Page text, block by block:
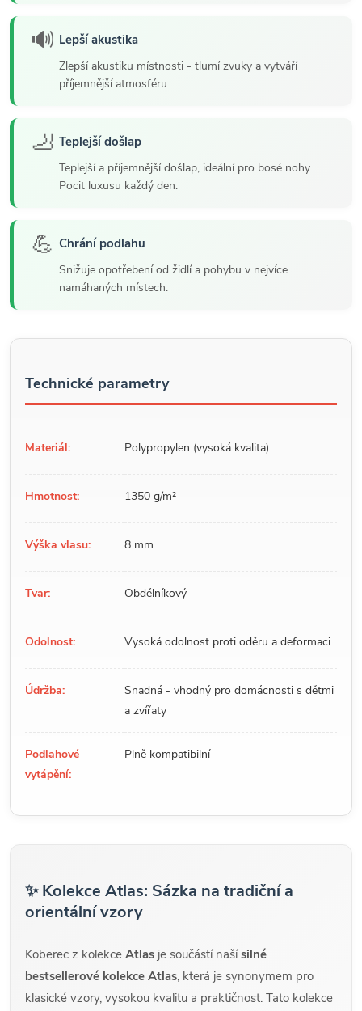
🔊 Lepší akustika
Zlepší akustiku místnosti - tlumí zvuky a vytváří
příjemnější atmosféru.
🦶 Teplejší došlap
Teplejší a příjemnější došlap, ideální pro bosé nohy.
Pocit luxusu každý den.
💪 Chrání podlahu
Snižuje opotřebení od židlí a pohybu v nejvíce
namáhaných místech.
Technické parametry
Materiál: Polypropylen (vysoká kvalita)
Hmotnost: 1350 g/m²
Výška vlasu: 8 mm
Tvar: Obdélníkový
Odolnost: Vysoká odolnost proti oděru a deformaci
Údržba:
Snadná - vhodný pro domácnosti s dětmi
a zvířaty
Podlahové
vytápění:
Plně kompatibilní
✨ Kolekce Atlas: Sázka na tradiční a
orientální vzory
Koberec z kolekce Atlas je součástí našísilné
bestsellerové kolekce Atlas, která je synonymem pro
klasické vzory, vysokou kvalitu a praktičnost. Tato kolekce